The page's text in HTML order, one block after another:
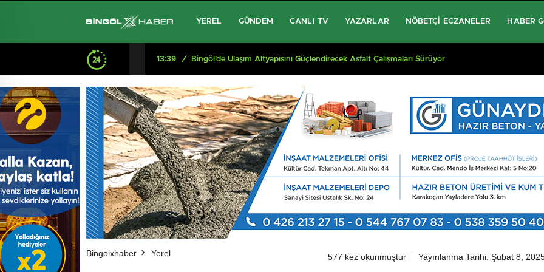
YEREL GÜNDEM CANLI TV YAZARLAR NÖBETÇI ECZANELER HABER
13:39 / Bingöl’de Ulaşım Altyapısını Güçlendirecek Asfalt Çalışmaları Sürüyor
Bingolxhaber Yerel 577 kez okunmuştur Yayınlanma Tarihi: Şubat 8,